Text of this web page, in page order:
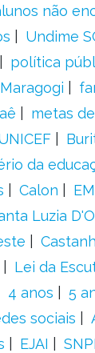
não
Undime
política
Maragogi
metas
da
Calon
Luzia
Lei da
4 anos 5
sociais
EJAI